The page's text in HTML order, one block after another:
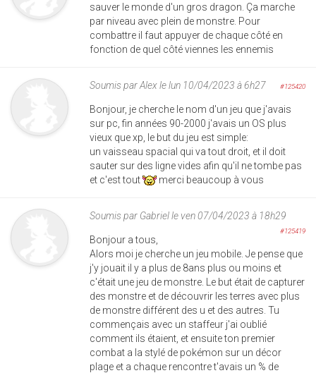
sauver le monde d'un gros dragon. Ça marche
par niveau avec plein de monstre. Pour
combattre il faut appuyer de chaque côté en
fonction de quel côté viennes les ennemis
Soumis parAlexle lun 10/04/2023 à 6h27 #125420
Bonjour, je cherche le nom d'un jeu que j'avais
sur pc, fin années 90-2000 j'avais un OS plus
vieux que xp, le but du jeu est simple:
un vaisseau spacial qui va tout droit, et il doit
sauter sur des ligne vides afin qu'il ne tombe pas
et c'est tout
merci beaucoup à vous
Soumis par Gabrielle ven 07/04/2023 à 18h29
#125419
Bonjour a tous,
Alors moi je cherche un jeu mobile. Je pense que
j'y jouait il y a plus de 8ans plus ou moins et
c'était une jeu de monstre. Le but était de capturer
des monstre et de découvrir les terres avec plus
de monstre différent des u et des autres. Tu
commençais avec un staffeur j'ai oublié
comment ils étaient, et ensuite ton premier
combat a la stylé de pokémon sur un décor
plage et a chaque rencontre t'avais un % de